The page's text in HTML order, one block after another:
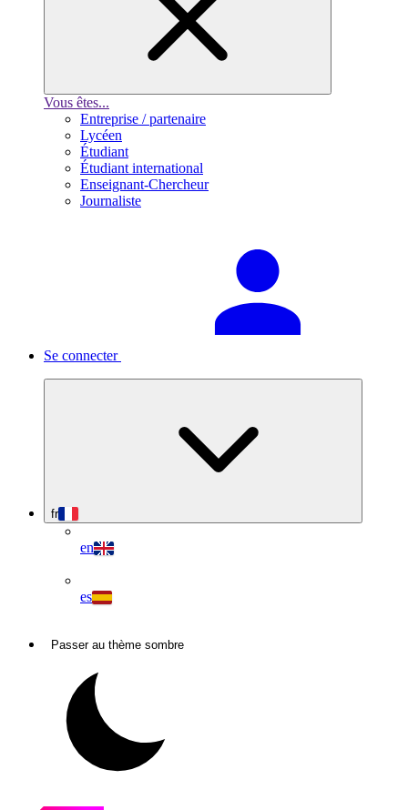
Vous êtes...
Entreprise / partenaire
Lycéen
Étudiant
Étudiant international
Enseignant-Chercheur
Journaliste
Se connecter
fr
en
es
Passer au thème sombre